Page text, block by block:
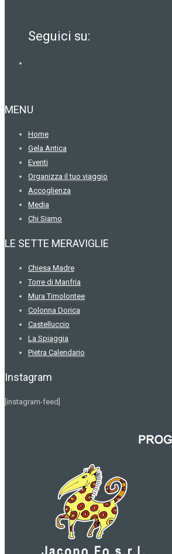
Seguici su:
MENU
Home
Gela Antica
Eventi
Organizza il tuo viaggio
Accoglienza
Media
Chi Siamo
LE SETTE MERAVIGLIE
Chiesa Madre
Torre di Manfria
Mura Timolontee
Colonna Dorica
Castelluccio
La Spiaggia
Pietra Calendario
Instagram
[instagram-feed]